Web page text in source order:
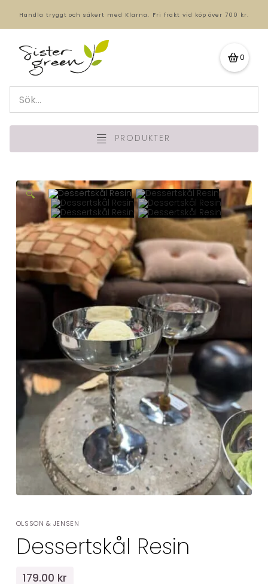
Handla tryggt och säkert med Klarna. Fri frakt vid köp över 700 kr.
0
PRODUKTER
🔍
OLSSON & JENSEN
Dessertskål Resin
179.00 kr